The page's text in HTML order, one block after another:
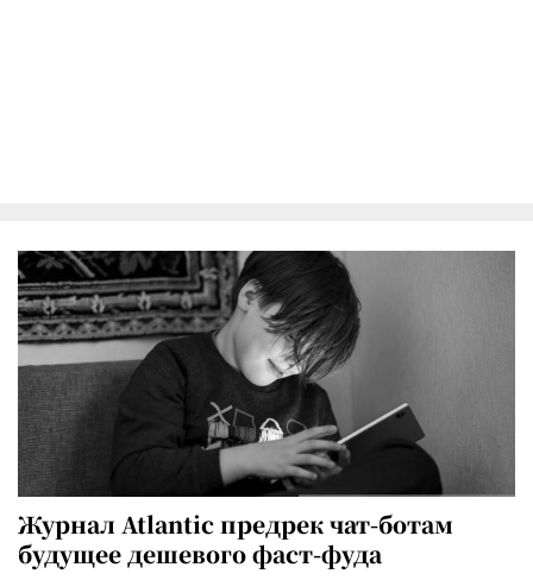
Журнал Atlantic предрек чат-ботам
будущее дешевого фаст-фуда